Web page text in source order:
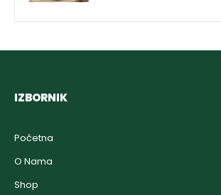
IZBORNIK
Početna
O Nama
Shop